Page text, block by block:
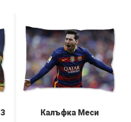
Калъфка Меси